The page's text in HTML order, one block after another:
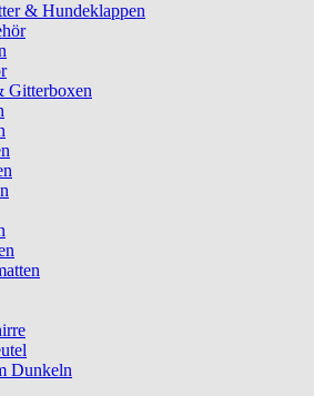
& Hundeklappen
Gitterboxen
Dunkeln